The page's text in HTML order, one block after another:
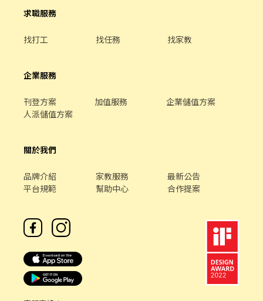
餐環境、熱情用心的服務態度、平實親民的誠懇價格，強調食品安
全，顧客安心。不論是單獨一人、與家人一起、朋友一起，皆可享
求職服務
找打工 找任務 找家教
企業服務
刊登方案 加值服務
企業儲值方案
人派儲值方案
關於我們
品牌介紹 家教服務
最新公告
平台規範
幫助中心 合作提案